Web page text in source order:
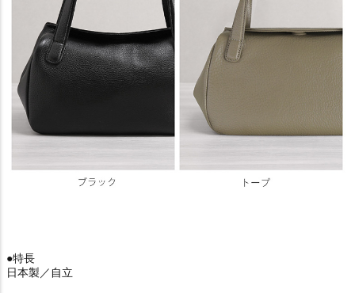
●特長
日本製／自立